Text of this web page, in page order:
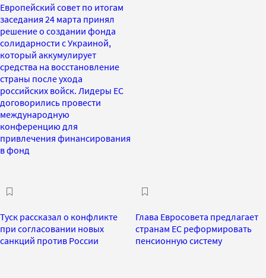
Европейский совет по итогам
заседания 24 марта принял
решение о создании фонда
солидарности с Украиной,
который аккумулирует
средства на восстановление
страны после ухода
российских войск. Лидеры ЕС
договорились провести
международную
конференцию для
привлечения финансирования
в фонд
Туск рассказал о конфликте
при согласовании новых
санкций против России
Глава Евросовета предлагает
странам ЕС реформировать
пенсионную систему